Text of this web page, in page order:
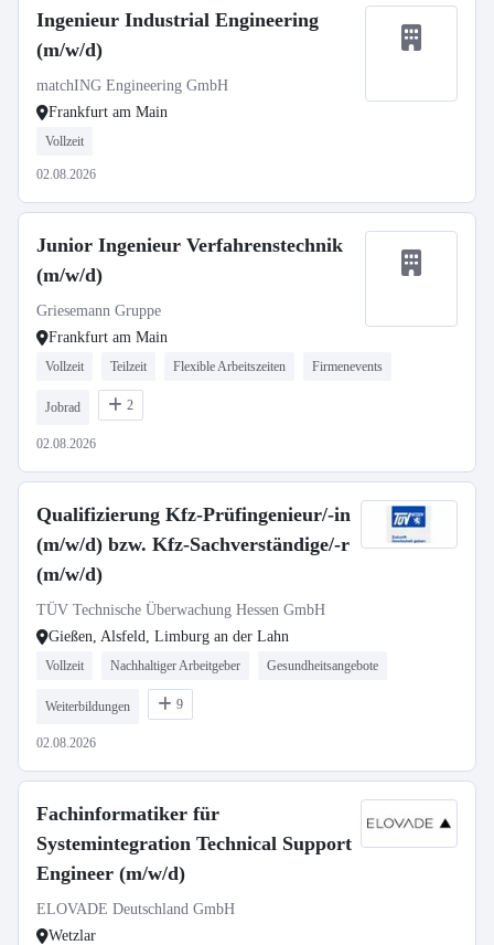
Ingenieur Industrial Engineering
(m/w/d)
matchING Engineering GmbH
Frankfurt am Main
Vollzeit
02.08.2026
Junior Ingenieur Verfahrenstechnik
(m/w/d)
Griesemann Gruppe
Frankfurt am Main
Vollzeit Teilzeit Flexible Arbeitszeiten Firmenevents
Jobrad 2
02.08.2026
Qualifizierung Kfz-Prüfingenieur/-in
(m/w/d) bzw. Kfz-Sachverständige/-r
(m/w/d)
TÜV Technische Überwachung Hessen GmbH
Gießen, Alsfeld, Limburg an der Lahn
Vollzeit Nachhaltiger Arbeitgeber Gesundheitsangebote
Weiterbildungen 9
02.08.2026
Fachinformatiker für
Systemintegration Technical Support
Engineer (m/w/d)
ELOVADE Deutschland GmbH
Wetzlar